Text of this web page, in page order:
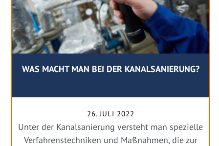
WAS MACHT MAN BEI DER KANALSANIERUNG?
26. JULI 2022
Unter der Kanalsanierung versteht man spezielle
Verfahrenstechniken und Maßnahmen, die zur